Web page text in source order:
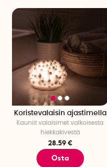
Koristevalaisin ajastimella
Kauniit valaisimet valkoisesta
hiekkakivestä
28.59 €
Osta